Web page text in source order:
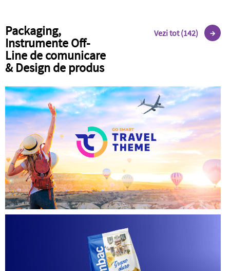
Packaging,
Instrumente Off-
Line de comunicare
& Design de produs
Vezi tot (142)